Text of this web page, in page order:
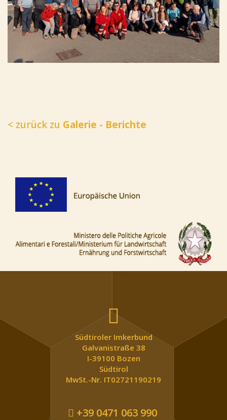
< zurück zu Galerie - Berichte
Südtiroler Imkerbund
Galvanistraße 38
I-39100 Bozen
Südtirol
MwSt.-Nr. IT02721190219
+39 0471 063 990